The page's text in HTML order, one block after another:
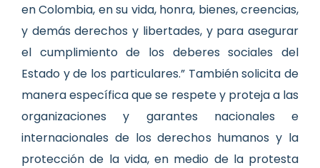
en Colombia, en su vida, honra, bienes, creencias,
y demás derechos y libertades, y para asegurar
el cumplimiento de los deberes sociales del
Estado y de los particulares.” También solicita de
manera específica que se respete y proteja a las
organizaciones y garantes nacionales e
internacionales de los derechos humanos y la
protección de la vida, en medio de la protesta